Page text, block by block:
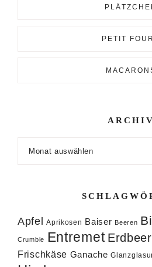
PETIT
ARCHIV
Apfel Aprikosen Baiser Beeren
Crumble Entremet
Frischkäse Ganache